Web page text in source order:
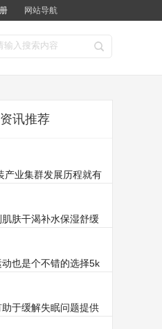
网站导航
讯推荐
产业集群发展历程就有
肤干渴补水保湿舒缓
也是个不错的选择5k
于缓解失眠问题提供